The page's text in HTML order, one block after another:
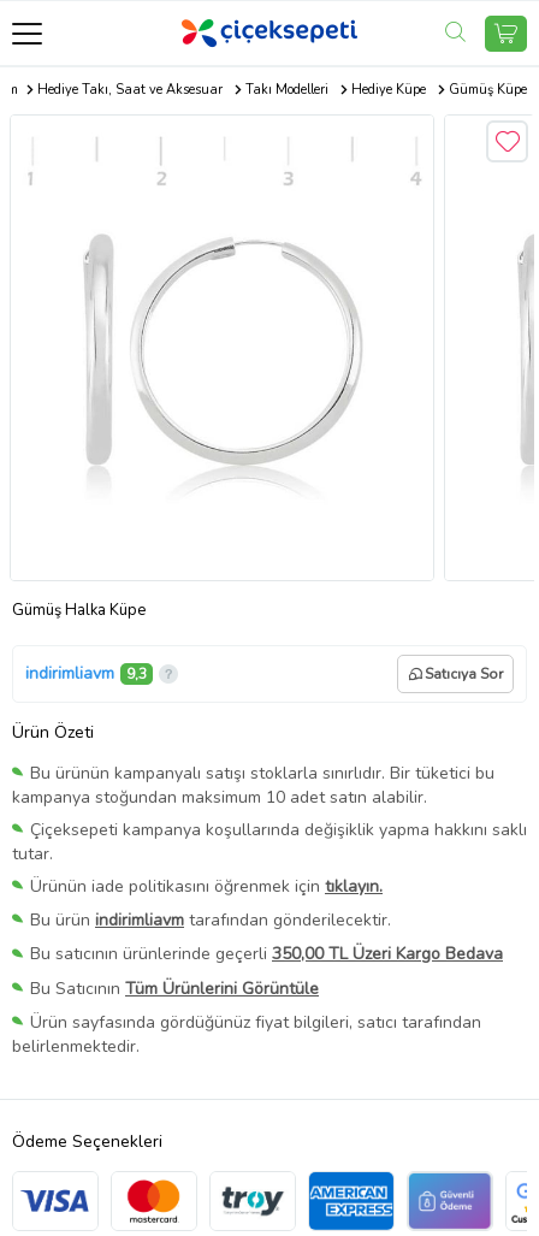
Hediye Takı, Saat ve Aksesuar Takı Modelleri Hediye Küpe Gümüş Küpe
Gümüş Halka Küpe
indirimliavm 9,3 Satıcıya Sor
Ürün Özeti
Bu ürünün kampanyalı satışı stoklarla sınırlıdır. Bir tüketici bu
kampanya stoğundan maksimum 10 adet satın alabilir.
Çiçeksepeti kampanya koşullarında değişiklik yapma hakkını saklı
tutar.
Ürünün iade politikasını öğrenmek için tıklayın.
Bu ürün indirimliavm tarafından gönderilecektir.
Bu satıcının ürünlerinde geçerli 350,00 TL Üzeri Kargo Bedava
Bu Satıcının Tüm Ürünlerini Görüntüle
Ürün sayfasında gördüğünüz fiyat bilgileri, satıcı tarafından
belirlenmektedir.
Ödeme Seçenekleri